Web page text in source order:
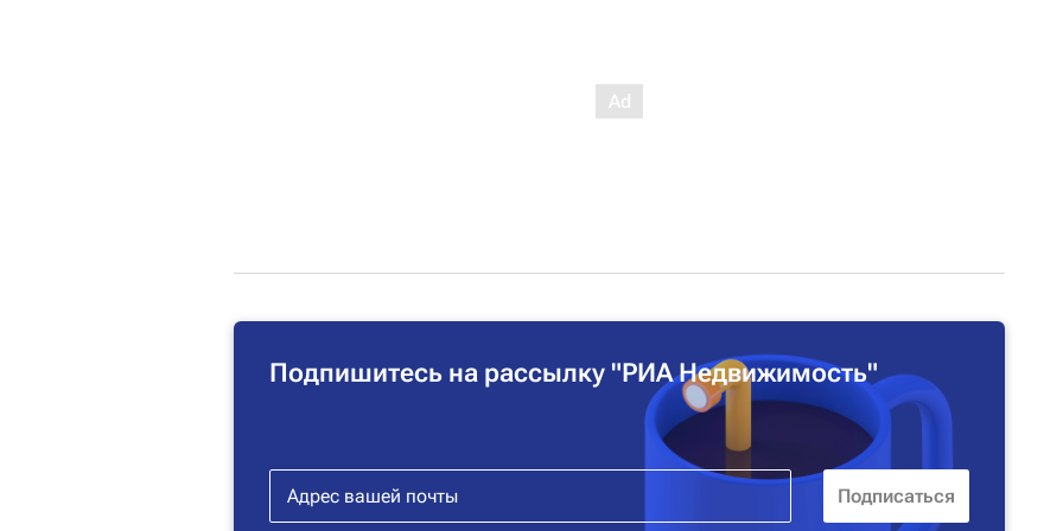
Подпишитесь на рассылку "РИА Недвижимость"